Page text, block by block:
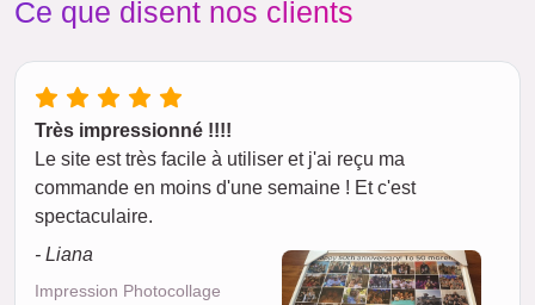
Ce que disent nos clients
Très impressionné !!!!
Le site est très facile à utiliser et j'ai reçu ma
commande en moins d'une semaine ! Et c'est
spectaculaire.
- Liana
Impression Photocollage